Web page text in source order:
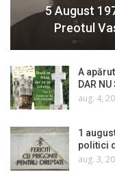
5 August
Preotul
A
DAR
aug. 4,
1
politici
aug. 3,